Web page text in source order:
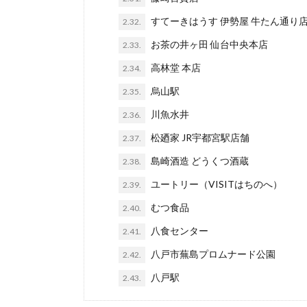
2.32. すてーきはうす 伊勢屋 牛たん通り
2.33. お茶の井ヶ田 仙台中央本店
2.34. 高林堂 本店
2.35. 烏山駅
2.36. 川魚水井
2.37. 松廼家 JR宇都宮駅店舗
2.38. 島崎酒造 どうくつ酒蔵
2.39. ユートリー（VISITはちのへ）
2.40. むつ食品
2.41. 八食センター
2.42. 八戸市蕪島プロムナード公園
2.43. 八戸駅